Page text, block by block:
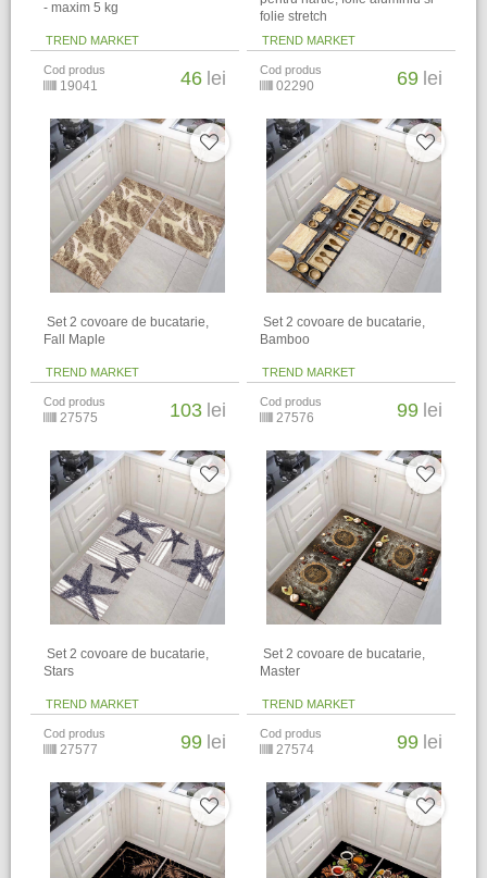
- maxim 5 kg
TREND MARKET
Cod produs
19041 46 lei
folie stretch
TREND MARKET
Cod produs
02290 69 lei
​ Set 2 covoare de bucatarie,
Fall Maple
TREND MARKET
Cod produs
27575 103 lei
​ Set 2 covoare de bucatarie,
Bamboo
TREND MARKET
Cod produs
27576 99 lei
​ Set 2 covoare de bucatarie,
Stars
TREND MARKET
Cod produs
27577 99 lei
​ Set 2 covoare de bucatarie,
Master
TREND MARKET
Cod produs
27574 99 lei